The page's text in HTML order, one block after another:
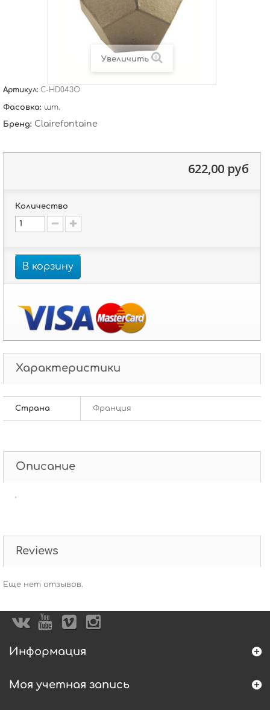
Увеличить
Артикул: C-HD043O
Фасовка: шт.
Бренд: Clairefontaine
622,00 руб
Количество
В корзину
Характеристики
Страна Франция
Описание
'
Reviews
Еще нет отзывов.
Информация
Моя учетная запись